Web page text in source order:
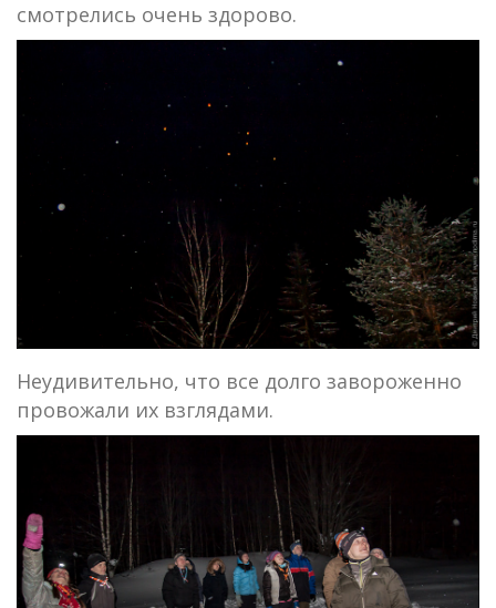
смотрелись очень здорово.
Неудивительно, что все долго завороженно
провожали их взглядами.